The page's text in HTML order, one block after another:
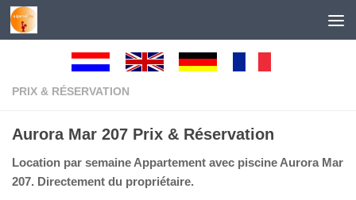
Au dessous du contenu
PRIX & RÉSERVATION
Aurora Mar 207 Prix & Réservation
Location par semaine Appartement avec piscine Aurora Mar
207. Directement du propriétaire.